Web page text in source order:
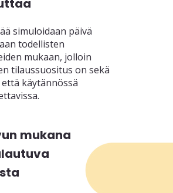
simuloidaan päivä
todellisten
mukaan, jolloin
tilaussuositus on sekä
käytännössä
mukana